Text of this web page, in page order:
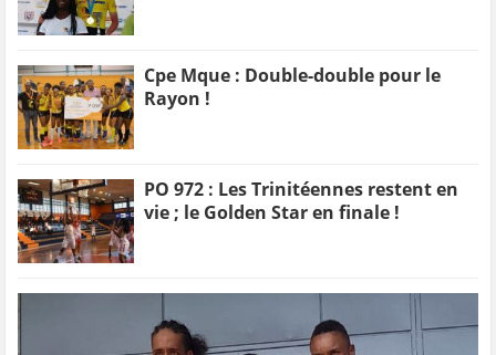
Cpe Mque : Double-double pour le
Rayon !
PO 972 : Les Trinitéennes restent en
vie ; le Golden Star en finale !